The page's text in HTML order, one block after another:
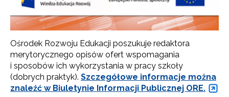
Ośrodek Rozwoju Edukacji poszukuje redaktora
merytorycznego opisów ofert wspomagania
i sposobów ich wykorzystania w pracy szkoły
(dobrych praktyk). Szczegółowe informacje można
znaleźć w Biuletynie Informacji Publicznej ORE.